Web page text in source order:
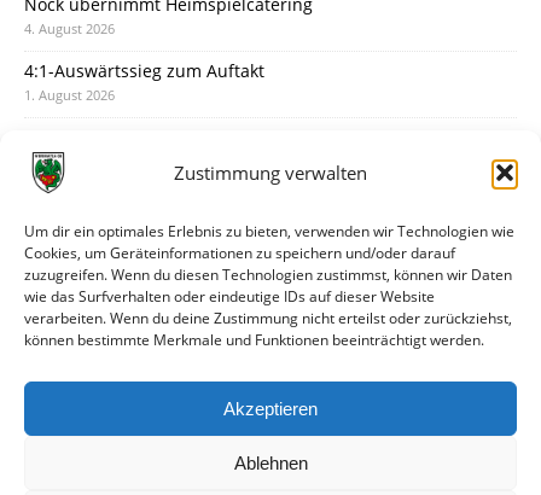
Zustimmung verwalten
Um dir ein optimales Erlebnis zu bieten, verwenden wir Technologien wie
Cookies, um Geräteinformationen zu speichern und/oder darauf
zuzugreifen. Wenn du diesen Technologien zustimmst, können wir Daten
wie das Surfverhalten oder eindeutige IDs auf dieser Website
verarbeiten. Wenn du deine Zustimmung nicht erteilst oder zurückziehst,
können bestimmte Merkmale und Funktionen beeinträchtigt werden.
Akzeptieren
Ablehnen
Nock übernimmt Heimspielcatering
4. August 2026
4:1-Auswärtssieg zum Auftakt
1. August 2026
31. Juli 2026
30. Juli 2026
Deine Spielminute: 89+1
28. Juli 2026
Neuer Rückensponsor
Neue Podcast-Folge: So tickt Björn!
27. Juli 2026